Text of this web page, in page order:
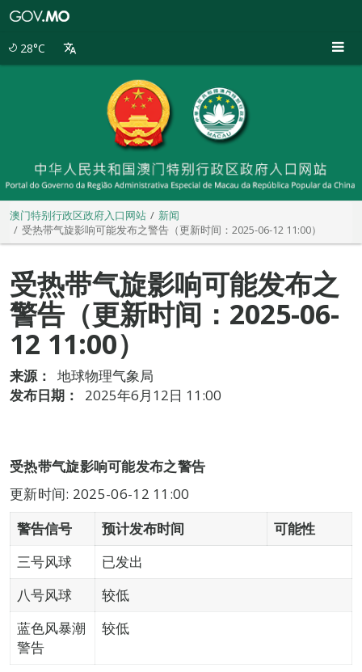
28°C
澳门特别行政区政府入口网站
新闻
受热带气旋影响可能发布之警告（更新时间：2025-06-12 11:00）
受热带气旋影响可能发布之
警告（更新时间：2025-06-
12 11:00）
来源：
地球物理气象局
发布日期：
2025年6月12日 11:00
受热带气旋影响可能发布之警告
更新时间: 2025-06-12 11:00
警告信号
预计发布时间
可能性
三号风球
已发出
八号风球
较低
蓝色风暴潮
警告
较低